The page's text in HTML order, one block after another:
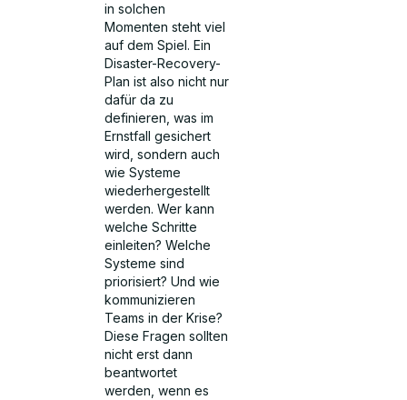
in solchen
Momenten steht viel
auf dem Spiel. Ein
Disaster-Recovery-
Plan ist also nicht nur
dafür da zu
definieren, was im
Ernstfall gesichert
wird, sondern auch
wie Systeme
wiederhergestellt
werden. Wer kann
welche Schritte
einleiten? Welche
Systeme sind
priorisiert? Und wie
kommunizieren
Teams in der Krise?
Diese Fragen sollten
nicht erst dann
beantwortet
werden, wenn es